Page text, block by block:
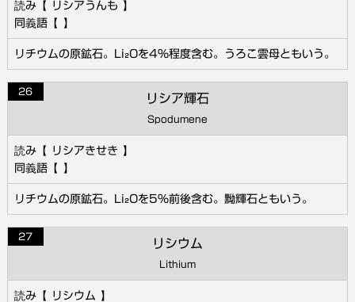
リシアうんも
リチウムの原鉱石。Li₂Oを4％程度含む。うろこ雲母ともいう。
26
リシア輝石
Spodumene
リシアきせき
リチウムの原鉱石。Li₂Oを5％前後含む。黝輝石ともいう。
27
リシウム
Lithium
リシウム